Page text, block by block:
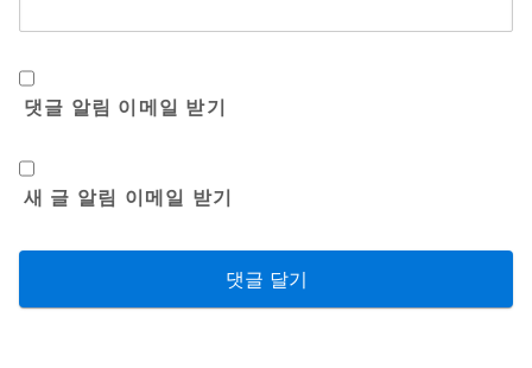
댓글 알림 이메일 받기
새 글 알림 이메일 받기